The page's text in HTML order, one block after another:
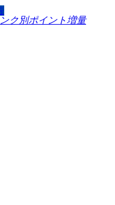
ク別ポイント増量